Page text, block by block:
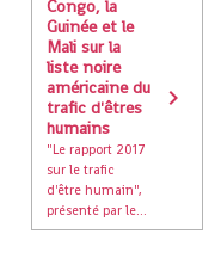
Congo, la
Guinée et le
Mali sur la
liste noire
américaine du
trafic d'êtres
humains
"Le rapport 2017
sur le trafic
d'être humain",
présenté par le...